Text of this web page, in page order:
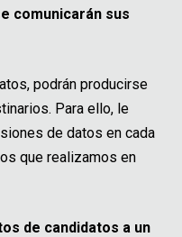
comunicarán sus
podrán producirse
Para ello, le
de datos en cada
que realizamos en
de candidatos a un